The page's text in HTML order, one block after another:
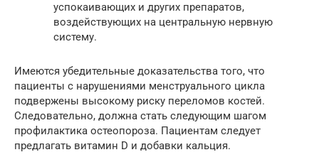
успокаивающих и других препаратов,
воздействующих на центральную нервную
систему.
Имеются убедительные доказательства того, что
пациенты с нарушениями менструального цикла
подвержены высокому риску переломов костей.
Следовательно, должна стать следующим шагом
профилактика остеопороза. Пациентам следует
предлагать витамин D и добавки кальция.